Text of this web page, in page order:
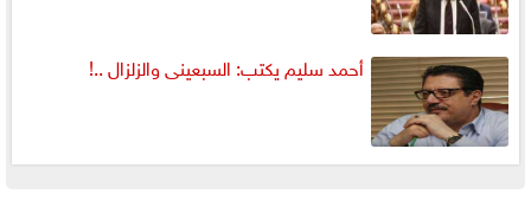
أحمد سليم يكتب: السبعينى والزلزال ..!